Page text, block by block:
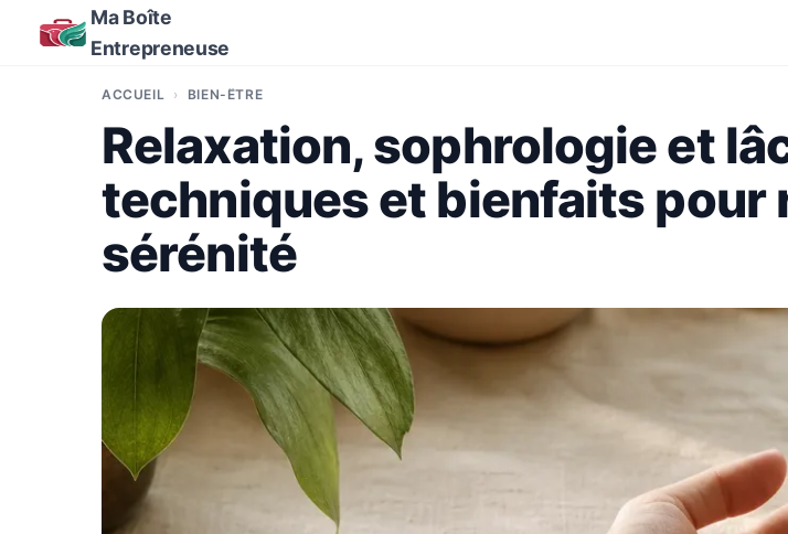
Ma Boîte
Entrepreneuse
ACCUEIL BIEN-ÊTRE
Relaxation, sophrologie et
techniques et bienfaits pour
sérénité